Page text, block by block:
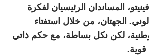
المساندان الرئيسيان لفكرة
الجهتان، من خلال استفتاء
لكن نكل بساطة، مع حكم ذاتي